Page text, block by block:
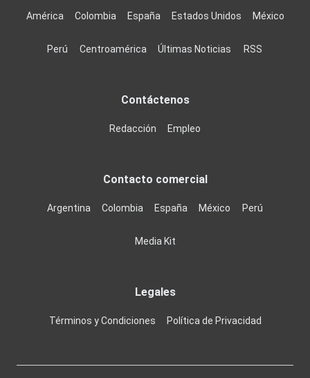
América Colombia España Estados Unidos México
Perú Centroamérica Últimas Noticias RSS
Contáctenos
Redacción Empleo
Contacto comercial
Argentina Colombia España México Perú
Media Kit
Legales
Términos y Condiciones Política de Privacidad